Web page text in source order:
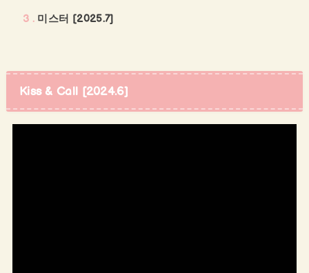
3 미스터 [2025.7]
Kiss & Call [2024.6]